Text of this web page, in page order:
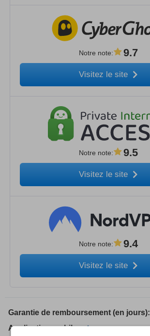
Notre note: 9.7
Visitez le site
Notre note: 9.5
Visitez le site
Notre note: 9.4
Visitez le site
Garantie de remboursement (en jours):
Application mobile: